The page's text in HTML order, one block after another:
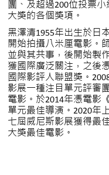
團、及超過200位投票
大獎的各個獎項。
黑澤清1955年出生於日
開始拍攝八米厘電影。
並與其共事，後開始製
獲國際廣泛關注，之後
國際影評人聯盟獎。
影展一種注目單元評審
電影。於2014年憑電影
單元最佳導演。2020年
七屆威尼斯影展獲得最
大獎最佳電影。